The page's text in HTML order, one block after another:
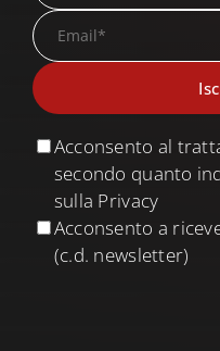
Acconsento al
secondo quanto
sulla Privacy
Acconsento a
(c.d. newsletter)